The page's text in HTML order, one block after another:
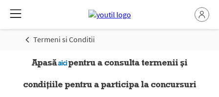
Termeni si Conditii
Apasăaicipentru a consulta termenii și
condițiile pentru a participa la concursuri